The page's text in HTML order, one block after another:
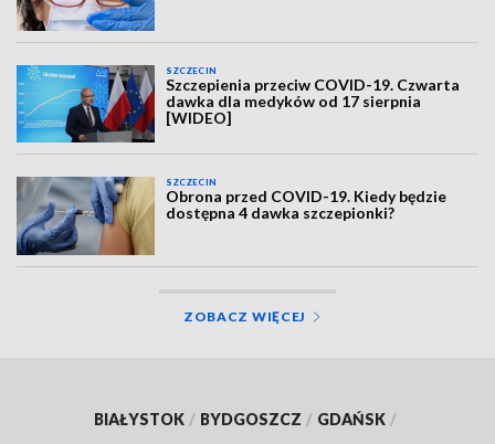
SZCZECIN
Szczepienia przeciw COVID-19. Czwarta
dawka dla medyków od 17 sierpnia
[WIDEO]
SZCZECIN
Obrona przed COVID-19. Kiedy będzie
dostępna 4 dawka szczepionki?
ZOBACZ WIĘCEJ
BIAŁYSTOK / BYDGOSZCZ / GDAŃSK /